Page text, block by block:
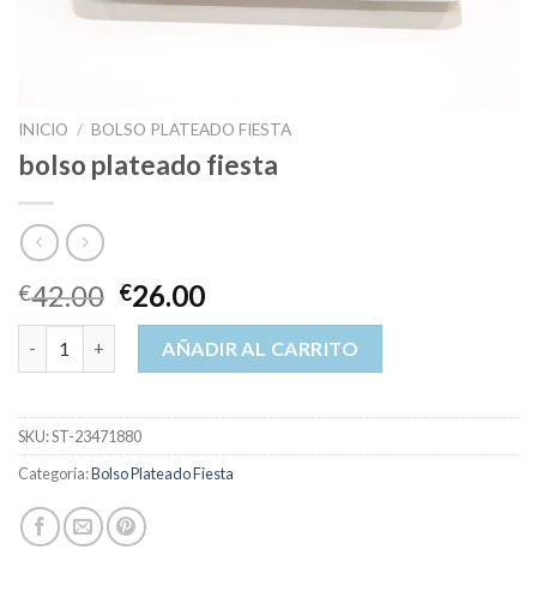
INICIO / BOLSO PLATEADO FIESTA
bolso plateado fiesta
€42.00 €26.00
bolso plateado fiesta cantidadAÑADIR AL CARRITO
SKU:ST-23471880
Categoría:Bolso Plateado Fiesta